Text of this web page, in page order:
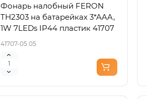
Фонарь налобный FERON
TH2303 на батарейках 3*AAA,
1W 7LEDs IP44 пластик 41707
41707-05 05